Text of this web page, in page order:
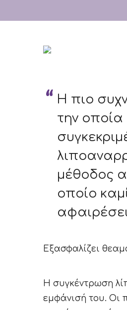
Η πιο
την
μέθοδος
οποίο
Εξασφαλίζει
Η συγκέντρωση
εμφάνισή του. Οι